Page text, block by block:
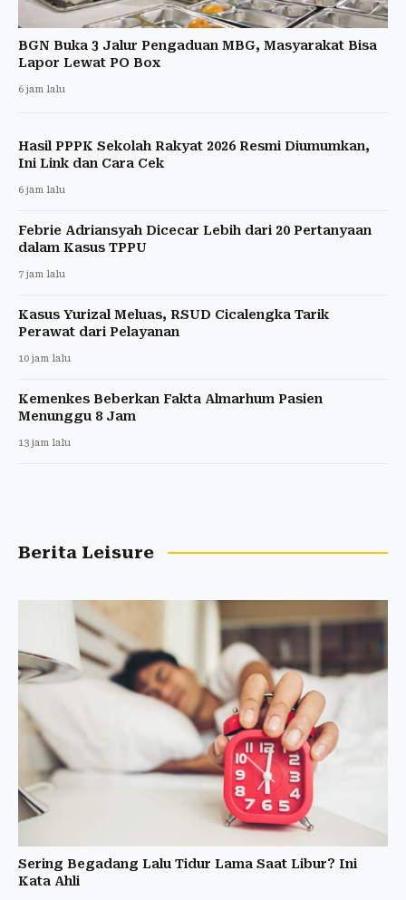
BGN Buka 3 Jalur Pengaduan MBG, Masyarakat Bisa
Lapor Lewat PO Box
6 jam lalu
Hasil PPPK Sekolah Rakyat 2026 Resmi Diumumkan,
Ini Link dan Cara Cek
6 jam lalu
Febrie Adriansyah Dicecar Lebih dari 20 Pertanyaan
dalam Kasus TPPU
7 jam lalu
Kasus Yurizal Meluas, RSUD Cicalengka Tarik
Perawat dari Pelayanan
10 jam lalu
Kemenkes Beberkan Fakta Almarhum Pasien
Menunggu 8 Jam
13 jam lalu
Berita Leisure
Sering Begadang Lalu Tidur Lama Saat Libur? Ini
Kata Ahli